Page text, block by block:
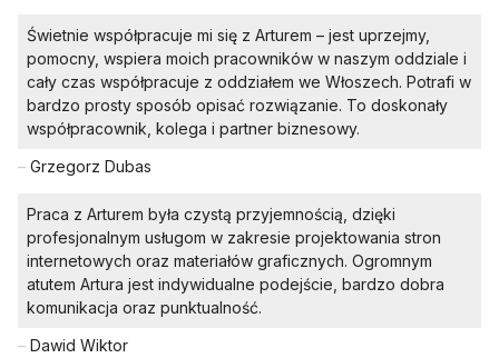
Świetnie współpracuje mi się z Arturem – jest uprzejmy,
pomocny, wspiera moich pracowników w naszym oddziale i
cały czas współpracuje z oddziałem we Włoszech. Potrafi w
bardzo prosty sposób opisać rozwiązanie. To doskonały
współpracownik, kolega i partner biznesowy.
– Grzegorz Dubas
Praca z Arturem była czystą przyjemnością, dzięki
profesjonalnym usługom w zakresie projektowania stron
internetowych oraz materiałów graficznych. Ogromnym
atutem Artura jest indywidualne podejście, bardzo dobra
komunikacja oraz punktualność.
– Dawid Wiktor